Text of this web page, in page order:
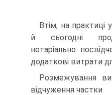
Втім, на практиці
й сьогодні
нотаріально
додаткові витрати
Розмежування
відчуження частки